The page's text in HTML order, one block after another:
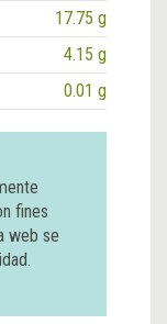
17.75 g
4.15 g
0.01 g
fines
web se